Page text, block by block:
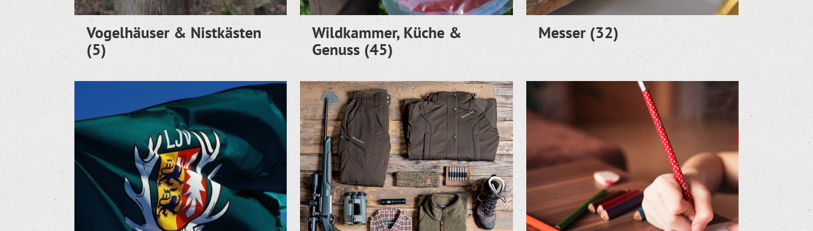
Vogelhäuser & Nistkästen
(5)
Wildkammer, Küche &
Genuss (45)
Messer (32)